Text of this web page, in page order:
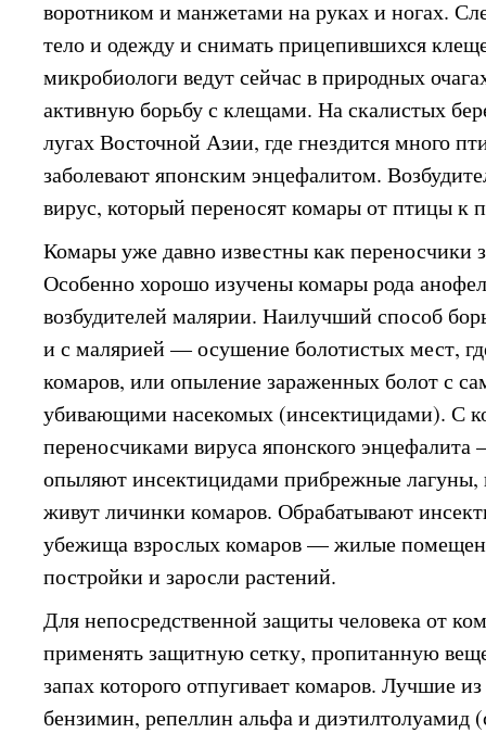
воротником и манжетами на руках и ногах.
тело и одежду и снимать прицепившихся
микробиологи ведут сейчас в природных
активную борьбу с клещами. На скалистых
лугах Восточной Азии, где гнездится много
заболевают японским энцефалитом.
вирус, который переносят комары от птицы к
Комары уже давно известны как переносчики
Особенно хорошо изучены комары рода
возбудителей малярии. Наилучший способ
и с малярией — осушение болотистых мест,
комаров, или опыление зараженных болот с
убивающими насекомых (инсектицидами). С
переносчиками вируса японского
опыляют инсектицидами прибрежные лагуны,
живут личинки комаров. Обрабатывают
убежища взрослых комаров — жилые
постройки и заросли растений.
Для непосредственной защиты человека от
применять защитную сетку, пропитанную
запах которого отпугивает комаров. Лучшие
бензимин, репеллин альфа и диэтилтолуамид